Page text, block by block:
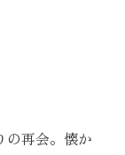
の再会。懐か